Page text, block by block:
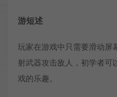
游短述
玩家在游戏中只需要滑动屏
射武器攻击敌人，初学者可
戏的乐趣。